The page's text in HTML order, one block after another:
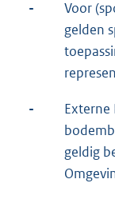
-
Voor
gelden
-
Externe
geldig